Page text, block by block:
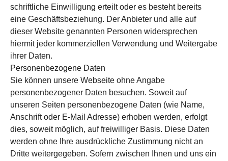
schriftliche Einwilligung erteilt oder es besteht bereits
eine Geschäftsbeziehung. Der Anbieter und alle auf
dieser Website genannten Personen widersprechen
hiermit jeder kommerziellen Verwendung und Weitergabe
ihrer Daten.
Personenbezogene Daten
Sie können unsere Webseite ohne Angabe
personenbezogener Daten besuchen. Soweit auf
unseren Seiten personenbezogene Daten (wie Name,
Anschrift oder E-Mail Adresse) erhoben werden, erfolgt
dies, soweit möglich, auf freiwilliger Basis. Diese Daten
werden ohne Ihre ausdrückliche Zustimmung nicht an
Dritte weitergegeben. Sofern zwischen Ihnen und uns ein